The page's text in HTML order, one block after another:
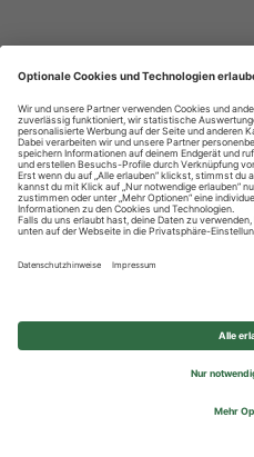
Privatsphäre-
© 2026 REWE